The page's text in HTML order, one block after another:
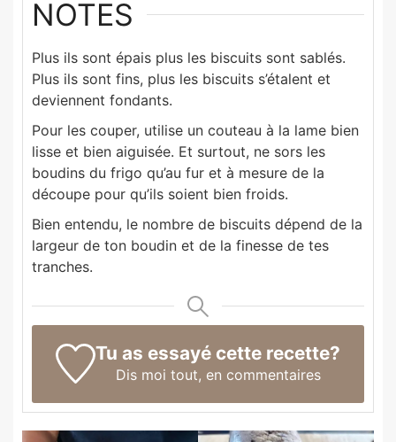
NOTES
Plus ils sont épais plus les biscuits sont sablés.
Plus ils sont fins, plus les biscuits s’étalent et
deviennent fondants.
Pour les couper, utilise un couteau à la lame bien
lisse et bien aiguisée. Et surtout, ne sors les
boudins du frigo qu’au fur et à mesure de la
découpe pour qu’ils soient bien froids.
Bien entendu, le nombre de biscuits dépend de la
largeur de ton boudin et de la finesse de tes
tranches.
Tu as essayé cette recette?
Dis moi tout, en commentaires